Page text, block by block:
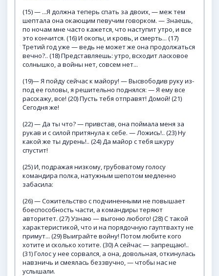
(15) — ...Я должна теперь спать за двоих, — меж тем
шептала она окающим певучим говорком. — Знаешь,
по ночам мне часто кажется, что наступит утро, и все
это кончится. (16) И окопы, и кровь, и смерть... (17)
Третий год уже — ведь не может же она продолжаться
вечно?.. (18) Представляешь: утро, всходит ласковое
солнышко, а войны нет, совсем нет...
(19)— Я пойду сейчас к майору! — Высвободив руку из-
под ее головы, я решительно поднялся: — Я ему все
расскажу, все! (20) Пусть тебя отправят! Домой! (21)
Сегодня же!
(22) — Да ты что? — привстав, она поймала меня за
рукав и с силой притянула к себе. — Ложись!.. (23) Ну
какой же ты дурень!.. (24) Да майор с тебя шкуру
спустит!
(25) И, подражая низкому, грубоватому голосу
командира полка, натужным шепотом медленно
забасила:
(26) — Сожительство с подчиненными не повышает
боеспособность части, а командиры теряют
авторитет. (27) Узнаю — выгоню любого! (28) С такой
характеристикой, что и на порядочную гауптвахту не
примут... (29) Выиграйте войну! Потом любите кого
хотите и сколько хотите. (30) А сейчас — запрещаю!..
(31) Голос у нее сорвался, а она, довольная, откинулась
навзничь и смеялась беззвучно, — чтобы нас не
услышали.